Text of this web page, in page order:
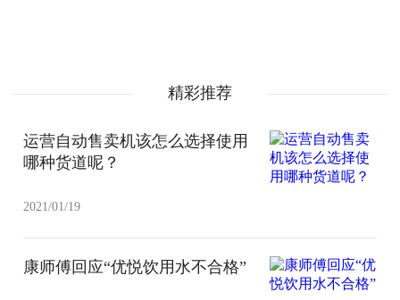
精彩推荐
运营自动售卖机该怎么选择使用
哪种货道呢？
2021/01/19
康师傅回应“优悦饮用水不合格”